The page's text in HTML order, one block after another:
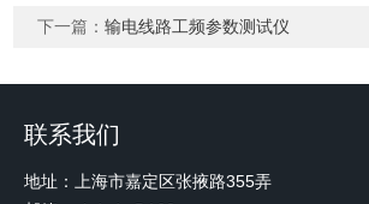
下一篇：输电线路工频参数测试仪
联系我们
地址：上海市嘉定区张掖路355弄